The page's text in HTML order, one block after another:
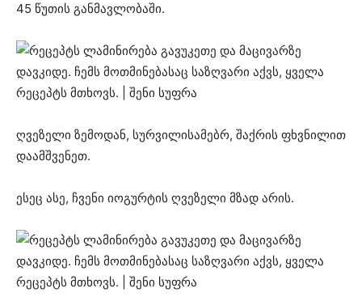
45 წუთის განმავლობაში.
ღვეზელი ზემოდან, სურვილისამებრ, შაქრის ფხვნილით
დაამშვენეთ.
ესეც ასე, ჩვენი იოგურტის ღვეზელი მზად არის.